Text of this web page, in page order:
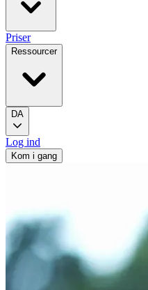
Priser
Ressourcer
DA
Log ind
Kom i gang